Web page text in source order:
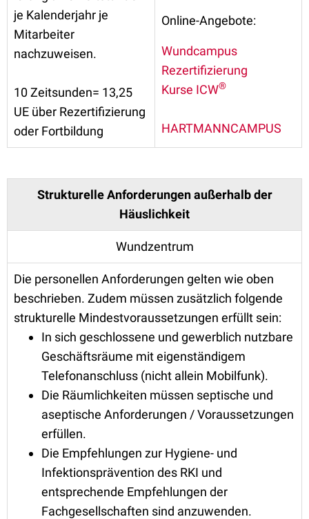
je Kalenderjahr je
Mitarbeiter
nachzuweisen.
10 Zeitsunden= 13,25
UE über Rezertifizierung
oder Fortbildung
Online-Angebote:
Wundcampus
Rezertifizierung
Kurse ICW®
HARTMANNCAMPUS
Strukturelle Anforderungen außerhalb der
Häuslichkeit
Wundzentrum
Die personellen Anforderungen gelten wie oben
beschrieben. Zudem müssen zusätzlich folgende
strukturelle Mindestvoraussetzungen erfüllt sein:
In sich geschlossene und gewerblich nutzbare
Geschäftsräume mit eigenständigem
Telefonanschluss (nicht allein Mobilfunk).
Die Räumlichkeiten müssen septische und
aseptische Anforderungen / Voraussetzungen
erfüllen.
Die Empfehlungen zur Hygiene- und
Infektionsprävention des RKI und
entsprechende Empfehlungen der
Fachgesellschaften sind anzuwenden.